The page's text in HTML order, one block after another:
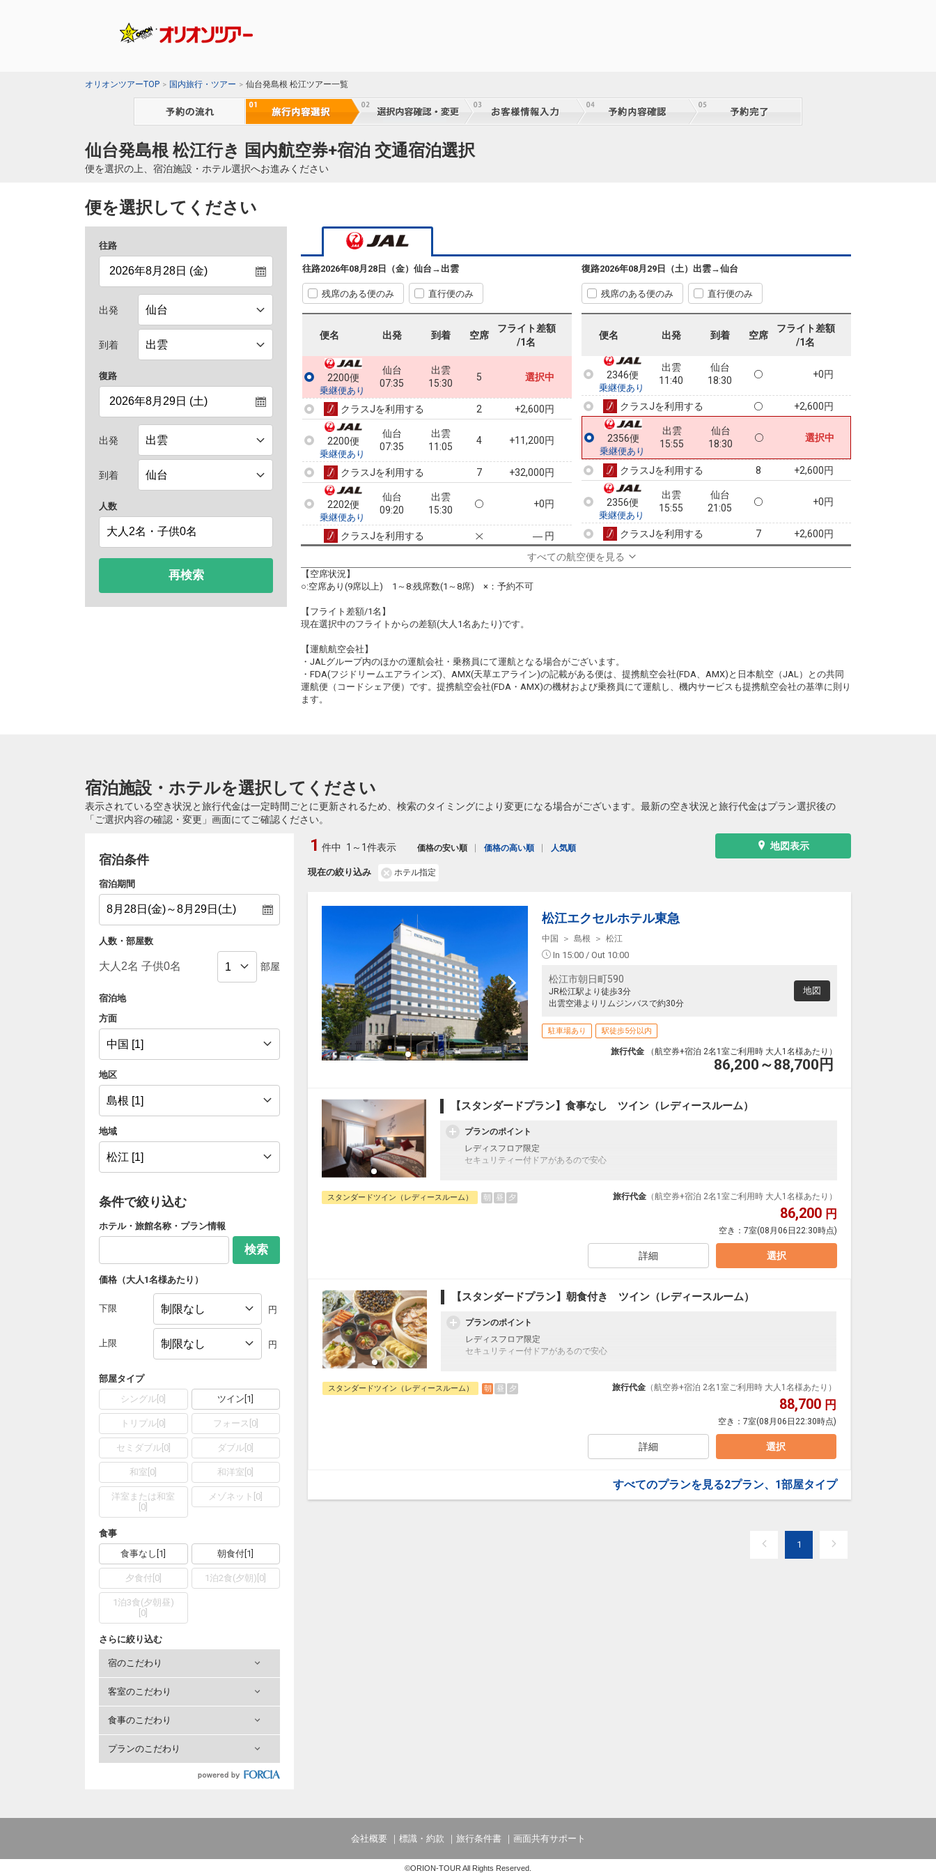
オリオンツアーTOP 国内旅行・ツアー 仙台発島根 松江ツアー一覧
仙台発島根 松江行き 国内航空券+宿泊 交通宿泊選択
便を選択の上、宿泊施設・ホテル選択へお進みください
便を選択してください
往路
出発
到着
復路
出発
到着
人数
再検索
往路2026年08月28日（金） 仙台 →出雲
残席のある便のみ 直行便のみ
便名 出発 到着 空席
フライト差額
/1名
2200便
乗継便あり
仙台
07:35
出雲
15:30
5 選択中
クラスJを利用する 2 +2,600円
2200便
乗継便あり
仙台
07:35
出雲
11:05
4 +11,200円
クラスJを利用する 7 +32,000円
2202便
乗継便あり
仙台
09:20
出雲
15:30
+0円
クラスJを利用する ― 円
2204便
乗継便あり
+0円
2204便
乗継便あり
仙台
出雲
クラスJを利用する 2 +2,600円
2206便
仙台
出雲
7 +0円
2210便
乗継便あり
14:55
18:55
4 +0円
2212便
乗継便あり
16:10
18:55
復路2026年08月29日（土） 出雲→仙台
残席のある便のみ 直行便のみ
便名 出発 到着 空席
フライト差額
/1名
2346便
乗継便あり
出雲
11:40
仙台
15:05
クラスJを利用する 2
2346便
11:40
16:45
5 +0円
2346便
乗継便あり
出雲
11:40
仙台
18:30
+0円
クラスJを利用する +2,600円
2356便
乗継便あり
出雲
15:55
仙台
18:30
選択中
クラスJを利用する 8 +2,600円
2356便
乗継便あり
出雲
15:55
仙台
21:05
+0円
クラスJを利用する 7 +2,600円
すべての航空便を見る
【空席状況】
○:空席あり(9席以上) 1～8:残席数(1～8席) ×：予約不可
【フライト差額/1名】
現在選択中のフライトからの差額(大人1名あたり)です。
【運航航空会社】
・JALグループ内のほかの運航会社・乗務員にて運航となる場合がございます。
・FDA(フジドリームエアラインズ)、AMX(天草エアライン)の記載がある便は、提携航空会社(FDA、AMX)と日本航空（JAL）との共同
運航便（コードシェア便）です。提携航空会社(FDA・AMX)の機材および乗務員にて運航し、機内サービスも提携航空会社の基準に則り
ます。
宿泊施設・ホテルを選択してください
表示されている空き状況と旅行代金は一定時間ごとに更新されるため、検索のタイミングにより変更になる場合がございます。最新の空き状況と旅行代金はプラン選択後の
「ご選択内容の確認・変更」画面にてご確認ください。
宿泊条件
宿泊期間
人数・部屋数
部屋
宿泊地
方面
地区
地域
条件で絞り込む
ホテル・旅館名称・プラン情報
検索
価格（大人1名様あたり）
下限 円
上限 円
部屋タイプ
シングル 0 ツイン 1
トリプル 0 フォース 0]
セミダブル[ 0] ダブル 0
和室 0 和洋室 0
洋室または和室
0
メゾネット 0
食事
食事なし 1 朝食付 1
夕食付 0] 1泊2食(夕朝) 0
1泊3食(夕朝昼)
0
さらに絞り込む
宿のこだわり
客室のこだわり
食事のこだわり
プランのこだわり
地図表示
現在の絞り込み ホテル指定
1 件中 1～1件表示 価格の安い順 価格の高い順 人気順
松江エクセルホテル東急
中国 島根 松江
In 15:00 / Out 10:00
松江市朝日町590
JR松江駅より徒歩3分
出雲空港よりリムジンバスで約30分
地図
駐車場あり 駅徒歩5分以内
旅行代金 （航空券+宿泊 2名1室ご利用時 大人1名様あたり）
86,200～88,700 円
【スタンダードプラン】食事なし ツイン（レディースルーム）
プランのポイント
レディスフロア限定
セキュリティー付ドアがあるので安心
フライトと宿泊を自由に組み合わせできるダイナミックパッケージだから、一都市滞在はもちろ
フライトは、安心のJAL（またはJALグループ）確約！フライトマイル50%貯まります。
オプションでレンタカーや現地交通・体験プランなどの追加（同時予約）が可能なプランもござ
スタンダードツイン（レディースルーム） 朝 昼 夕 旅行代金 （航空券+宿泊 2名1室ご利用時 大人1名様あたり）
86,200 円
空き： 7室(08月06日22:30時点)
詳細 選択
【スタンダードプラン】朝食付き ツイン（レディースルーム）
プランのポイント
レディスフロア限定
セキュリティー付ドアがあるので安心
フライトと宿泊を自由に組み合わせできるダイナミックパッケージだから、一都市滞在はもちろ
フライトは、安心のJAL（またはJALグループ）確約！フライトマイル50%貯まります。
オプションでレンタカーや現地交通・体験プランなどの追加（同時予約）が可能なプランもござ
スタンダードツイン（レディースルーム） 朝 昼 夕 旅行代金 （航空券+宿泊 2名1室ご利用時 大人1名様あたり）
88,700 円
空き： 7室(08月06日22:30時点)
詳細 選択
すべてのプランを見る2プラン、1部屋タイプ
1
会社概要 標識・約款 旅行条件書 画面共有サポート
©ORION-TOUR All Rights Reserved.